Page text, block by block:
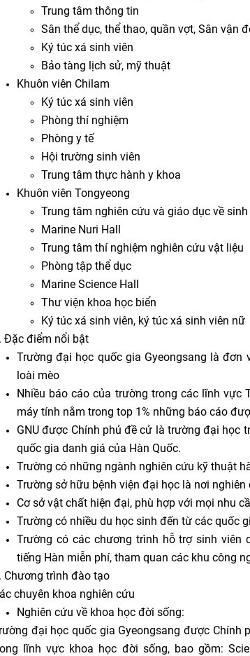
Trung tâm thông tin
Sân thể dục, thể thao, quần vợt, Sân vận
Ký túc xá sinh viên
Bảo tàng lịch sử, mỹ thuật
Khuôn viên Chilam
Ký túc xá sinh viên
Phòng thí nghiệm
Phòng y tế
Hội trường sinh viên
Trung tâm thực hành y khoa
Khuôn viên Tongyeong
Trung tâm nghiên cứu và giáo dục về
Marine Nuri Hall
Trung tâm thí nghiệm nghiên cứu vật liệu
Phòng tập thể dục
Marine Science Hall
Thư viện khoa học biển
Ký túc xá sinh viên, ký túc xá sinh viên nữ
Đặc điểm nổi bật
Trường đại học quốc gia Gyeongsang là
loài mèo
Nhiều báo cáo của trường trong các lĩnh vực
máy tính nằm trong top 1% những báo cáo
GNU được Chính phủ đề cử là trường đại học
quốc gia danh giá của Hàn Quốc.
Trường có những ngành nghiên cứu kỹ thuật
Trường sở hữu bệnh viện đại học là nơi
Cơ sở vật chất hiện đại, phù hợp với mọi nhu
Trường có nhiều du học sinh đến từ các quốc
Trường có các chương trình hỗ trợ sinh viên
tiếng Hàn miễn phí, tham quan các khu công
Chương trình đào tạo
chuyên khoa nghiên cứu
Nghiên cứu về khoa học đời sống:
đại học quốc gia Gyeongsang được
lĩnh vực khoa học đời sống, bao gồm: